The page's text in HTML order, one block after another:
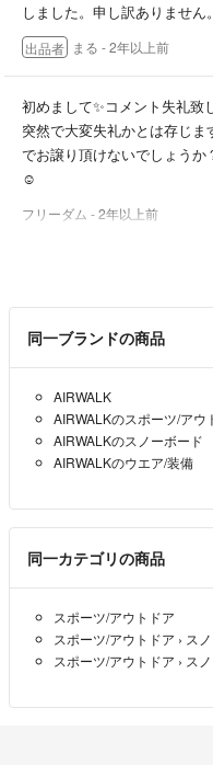
しました。申し訳ありません。
出品者 まる - 2年以上前
初めまして✨コメント失礼致
突然で大変失礼かとは存じ
でお譲り頂けないでしょう
☺️
フリーダム - 2年以上前
ヨンビック - 2年以上前
ありがとうございます。6年
す。ご検討よろしくお願いし
出品者 まる- 2年以上前
コメント失礼します。
購入は新品で購入して、3回
また、購入時期はどのくらい
ヨンビック - 2年以上前
同一ブランドの商品
AIRWALK
AIRWALKのスポーツ/アウ
AIRWALKのスノーボード
AIRWALKのウエア/装備
同一カテゴリの商品
スポーツ/アウトドア
スポーツ/アウトドア › ス
スポーツ/アウトドア › ス